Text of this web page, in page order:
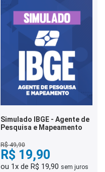
Simulado IBGE - Agente de
Pesquisa e Mapeamento
R$ 49,90
R$ 19,90
ou 1x de R$ 19,90 sem juros